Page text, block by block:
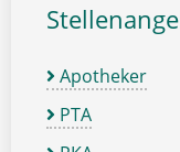
Apotheker
PTA